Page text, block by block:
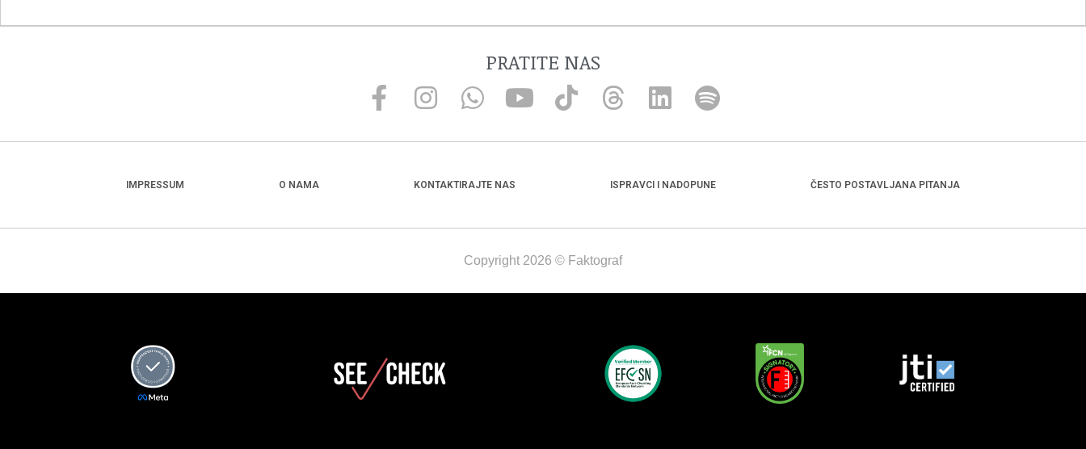
PRATITE NAS
IMPRESSUM O NAMA KONTAKTIRAJTE NAS ISPRAVCI I NADOPUNE ČESTO POSTAVLJANA PITANJA
Copyright 2026 © Faktograf